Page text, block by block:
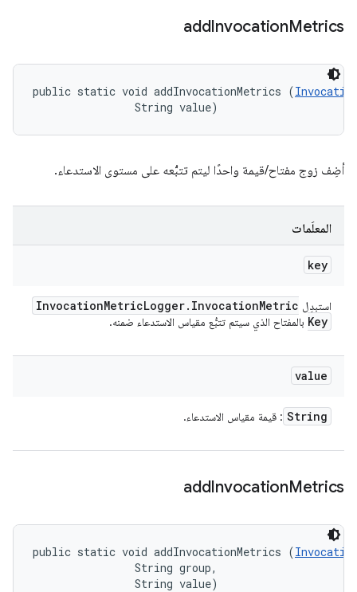
addInvocationMetrics
public static void addInvocationMetrics (
                String value)
أضِف زوج مفتاح/قيمة واحدًا ليتم تتبُّعه على مستوى الاستدعاء.
المعلَمات
key
استبدِل InvocationMetricLogger. InvocationMetric
Key بالمفتاح الذي سيتم تتبُّع مقياس الاستدعاء ضمنه.
value
String : قيمة مقياس الاستدعاء.
addInvocationMetrics
public static void addInvocationMetrics (
                String group,
                String value)